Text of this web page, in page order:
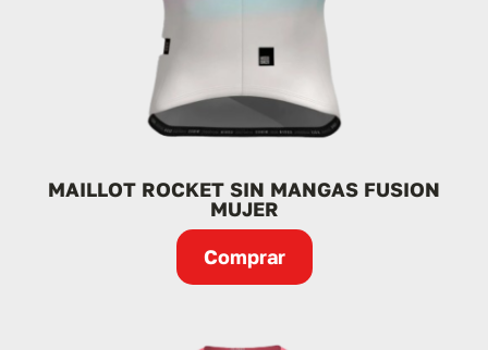
MAILLOT ROCKET SIN MANGAS FUSION
MUJER
Comprar